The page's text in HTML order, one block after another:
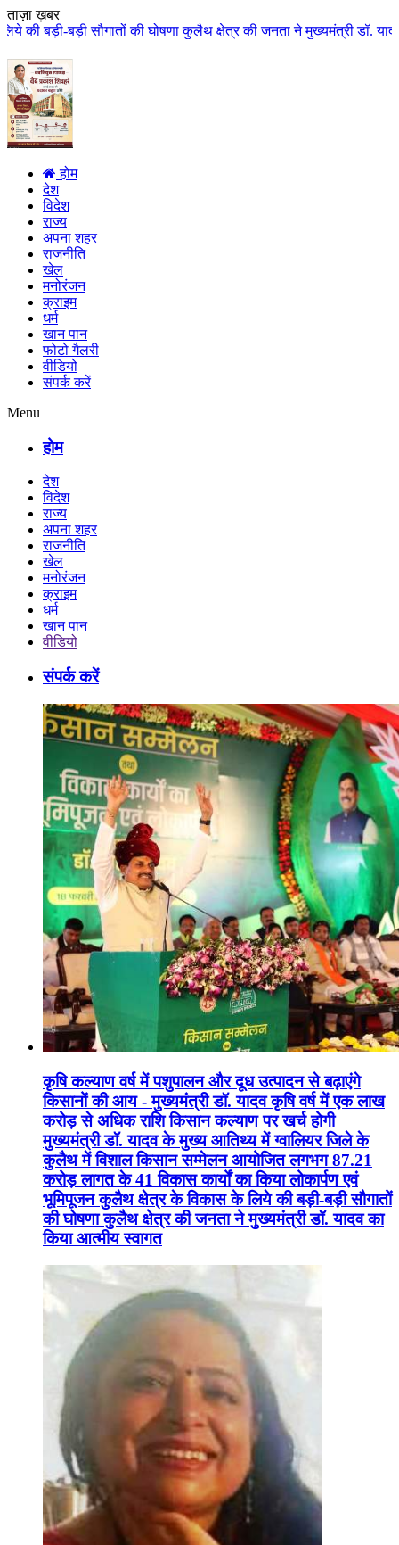
ताज़ा ख़बर
घोषणा कुलैथ क्षेत्र की जनता ने मुख्यमंत्री डॉ. यादव का किया आत्मीय
होम
देश
विदेश
राज्य
अपना शहर
राजनीति
खेल
मनोरंजन
क्राइम
धर्म
खान पान
फोटो गैलरी
वीडियो
संपर्क करें
Menu
होम
देश
विदेश
राज्य
अपना शहर
राजनीति
खेल
मनोरंजन
क्राइम
धर्म
खान पान
वीडियो
संपर्क करें
कृषि कल्याण वर्ष में पशुपालन और दूध उत्पादन से बढ़ाएंगे
किसानों की आय - मुख्यमंत्री डॉ. यादव कृषि वर्ष में एक लाख
करोड़ से अधिक राशि किसान कल्याण पर खर्च होगी
मुख्यमंत्री डॉ. यादव के मुख्य आतिथ्य में ग्वालियर जिले के
कुलैथ में विशाल किसान सम्मेलन आयोजित लगभग 87.21
करोड़ लागत के 41 विकास कार्यों का किया लोकार्पण एवं
भूमिपूजन कुलैथ क्षेत्र के विकास के लिये की बड़ी-बड़ी सौगातों
की घोषणा कुलैथ क्षेत्र की जनता ने मुख्यमंत्री डॉ. यादव का
किया आत्मीय स्वागत